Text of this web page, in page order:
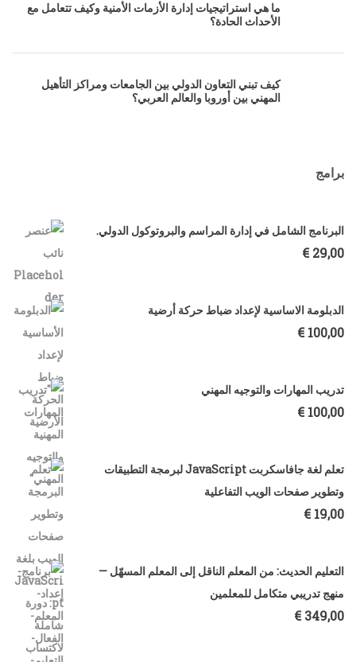
ما هي استراتيجيات إدارة الأزمات الأمنية وكيف تتعامل مع
الأحداث الحادة؟
كيف تبني التعاون الدولي بين الجامعات ومراكز التأهيل
المهني بين أوروبا والعالم العربي؟
برامج
البرنامج الشامل في إدارة المراسم والبروتوكول الدولي.
€ 29,00
الدبلومة الاساسية لإعداد ضباط حركة أرضية
€ 100,00
تدريب المهارات والتوجيه المهني
€ 100,00
تعلم لغة جافاسكربت JavaScript لبرمجة التطبيقات
وتطوير صفحات الويب التفاعلية
€ 19,00
التعليم الحديث: من المعلم الناقل إلى المعلم المسهّل —
منهج تدريبي متكامل للمعلمين
€ 349,00